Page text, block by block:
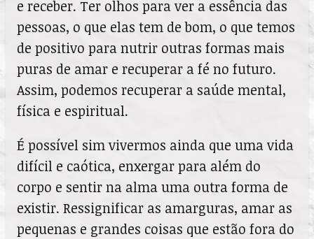
e receber. Ter olhos para ver a essência das
pessoas, o que elas tem de bom, o que temos
de positivo para nutrir outras formas mais
puras de amar e recuperar a fé no futuro.
Assim, podemos recuperar a saúde mental,
física e espiritual.
É possível sim vivermos ainda que uma vida
difícil e caótica, enxergar para além do
corpo e sentir na alma uma outra forma de
existir. Ressignificar as amarguras, amar as
pequenas e grandes coisas que estão fora do